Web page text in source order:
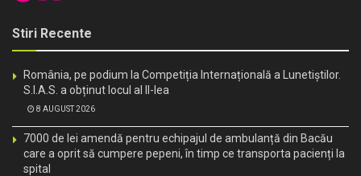
Stiri Recente
România, pe podium la Competiția Internațională a Lunetiștilor.
S.I.A.S. a obținut locul al II-lea
8 AUGUST 2026
7000 de lei amendă pentru echipajul de ambulanță din Bacău
care a oprit să cumpere pepeni, în timp ce transporta pacienți la
spital